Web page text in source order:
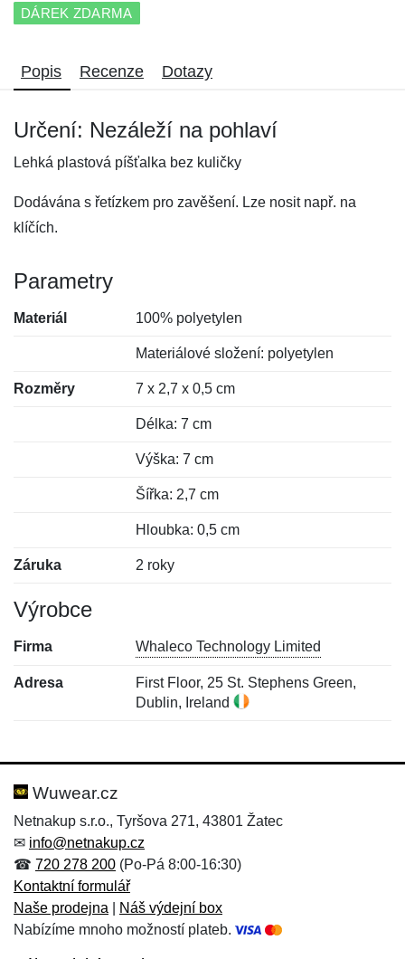
DÁREK ZDARMA
Popis Recenze Dotazy
Určení: Nezáleží na pohlaví
Lehká plastová píšťalka bez kuličky
Dodávána s řetízkem pro zavěšení. Lze nosit např. na
klíčích.
Parametry
Materiál 100% polyetylen
Materiálové složení: polyetylen
Rozměry 7 x 2,7 x 0,5 cm
Délka: 7 cm
Výška: 7 cm
Šířka: 2,7 cm
Hloubka: 0,5 cm
Záruka 2 roky
Výrobce
Firma Whaleco Technology Limited
Adresa
First Floor, 25 St. Stephens Green,
Dublin, Ireland
Hodnocení:
Jméno: *
Jméno:
E-mail:*
Wuwear.cz
Netnakup s.r.o., Tyršova 271, 43801 Žatec
✉ info@netnakup.cz
☎ 720 278 200 (Po-Pá 8:00-16:30)
Kontaktní formulář
Naše prodejna
Náš výdejní box
Nabízíme mnoho možností plateb.